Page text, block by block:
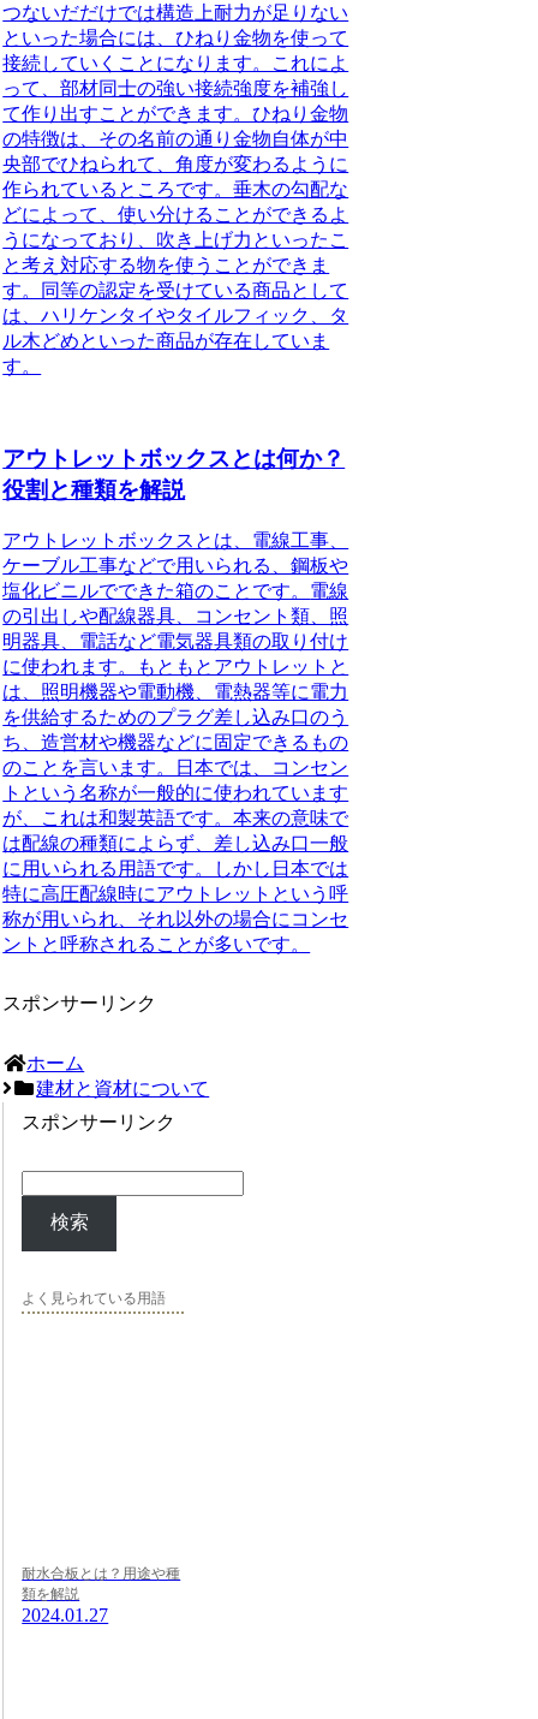
つないだだけでは構造上耐力が足りない
といった場合には、ひねり金物を使って
接続していくことになります。これによ
って、部材同士の強い接続強度を補強し
て作り出すことができます。ひねり金物
の特徴は、その名前の通り金物自体が中
央部でひねられて、角度が変わるように
作られているところです。垂木の勾配な
どによって、使い分けることができるよ
うになっており、吹き上げ力といったこ
と考え対応する物を使うことができま
す。同等の認定を受けている商品として
は、ハリケンタイやタイルフィック、タ
ル木どめといった商品が存在していま
す。
アウトレットボックスとは何か？
役割と種類を解説
アウトレットボックスとは、電線工事、
ケーブル工事などで用いられる、鋼板や
塩化ビニルでできた箱のことです。 電線
の引出しや配線器具、コンセント類、照
明器具、電話など電気器具類の取り付け
に使われます。もともとアウトレットと
は、照明機器や電動機、電熱器等に電力
を供給するためのプラグ差し込み口のう
ち、造営材や機器などに固定できるもの
のことを言います。日本では、コンセン
トという名称が一般的に使われています
が、これは和製英語です。本来の意味で
は配線の種類によらず、差し込み口一般
に用いられる用語です。しかし日本では
特に高圧配線時にアウトレットという呼
称が用いられ、それ以外の場合にコンセ
ントと呼称されることが多いです。
スポンサーリンク
ホーム
建材と資材について
スポンサーリンク
検索
よく見られている用語
耐水合板とは？用途や種
類を解説
2024.01.27